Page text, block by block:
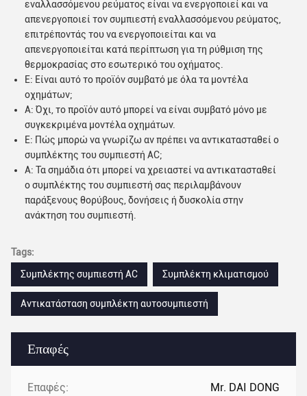
Επαφές
Επαφές: Mr. DAI DONG
εναλλασσόμενου ρεύματος είναι να ενεργοποιεί και να
απενεργοποιεί τον συμπιεστή εναλλασσόμενου ρεύματος,
επιτρέποντάς του να ενεργοποιείται και να
απενεργοποιείται κατά περίπτωση για τη ρύθμιση της
θερμοκρασίας στο εσωτερικό του οχήματος.
Ε: Είναι αυτό το προϊόν συμβατό με όλα τα μοντέλα
οχημάτων;
Α: Όχι, το προϊόν αυτό μπορεί να είναι συμβατό μόνο με
συγκεκριμένα μοντέλα οχημάτων.
Ε: Πώς μπορώ να γνωρίζω αν πρέπει να αντικατασταθεί ο
συμπλέκτης του συμπιεστή AC;
Α: Τα σημάδια ότι μπορεί να χρειαστεί να αντικατασταθεί
ο συμπλέκτης του συμπιεστή σας περιλαμβάνουν
παράξενους θορύβους, δονήσεις ή δυσκολία στην
ανάκτηση του συμπιεστή.
Tags:
Συμπλέκτης συμπιεστή AC
Συμπλέκτη κλιματισμού
Αντικατάσταση συμπλέκτη αυτοσυμπιεστή